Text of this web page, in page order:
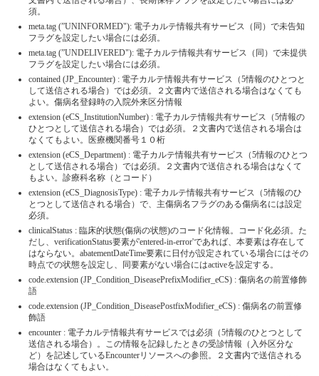
須。
meta.tag (”UNINFORMED"): 電子カルテ情報共有サービス（同）で未告知
フラグを設定したい場合には必須。
meta.tag (”UNDELIVERED"): 電子カルテ情報共有サービス（同）で未提供
フラグを設定したい場合には必須。
contained (JP_Encounter) : 電子カルテ情報共有サービス（5情報のひとつと
して送信される場合）では必須。２文書内で送信される場合はなくても
よい。傷病名登録時の入院外来区分情報
extension (eCS_InstitutionNumber) : 電子カルテ情報共有サービス（5情報の
ひとつとして送信される場合）では必須。２文書内で送信される場合は
なくてもよい。医療機関番号１０桁
extension (eCS_Department) : 電子カルテ情報共有サービス（5情報のひとつ
として送信される場合）では必須。２文書内で送信される場合はなくて
もよい。診療科名称（とコード）
extension (eCS_DiagnosisType) : 電子カルテ情報共有サービス（5情報のひ
とつとして送信される場合）で、主傷病名フラグのある傷病名には設定
必須。
clinicalStatus : 臨床的状態(傷病の状態)のコード化情報。コード化必須。た
だし、verificationStatus要素が'entered-in-error'であれば、本要素は存在して
はならない。abatementDateTime要素に日付が設定されている場合にはその
時点での状態を設定し、同要素がない場合にはactiveを設定する。
code.extension (JP_Condition_DiseasePrefixModifier_eCS) : 傷病名の前置修飾
語
code.extension (JP_Condition_DiseasePostfixModifier_eCS) : 傷病名の前置修
飾語
encounter : 電子カルテ情報共有サービスでは必須（5情報のひとつとして
送信される場合）。この情報を記録したときの受診情報（入外区分な
ど）を記述しているEncounterリソースへの参照。２文書内で送信される
場合はなくてもよい。